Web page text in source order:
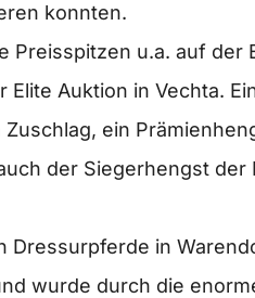
konnten.
Preisspitzen u.a. auf der
Auktion in Vechta.
ein
der Siegerhengst der
in
wurde durch die